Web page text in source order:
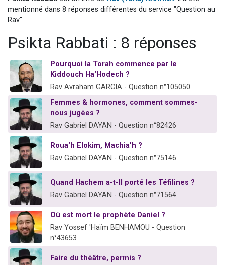
3 personnes viennent de nous rejoindre sur WhatsApp
Odaya vient de donner son Maasser
mentionné dans 8 réponses différentes du service "Question au
Rav".
Psikta Rabbati : 8 réponses
Pourquoi la Torah commence par le
Kiddouch Ha'Hodech ?
Rav Avraham GARCIA - Question n°105050
Femmes & hormones, comment sommes-
nous jugées ?
Rav Gabriel DAYAN - Question n°82426
Roua'h Elokim, Machia'h ?
Rav Gabriel DAYAN - Question n°75146
Quand Hachem a-t-Il porté les Téfilines ?
Rav Gabriel DAYAN - Question n°71564
Où est mort le prophète Daniel ?
Rav Yossef 'Haïm BENHAMOU - Question
n°43653
Faire du théâtre, permis ?